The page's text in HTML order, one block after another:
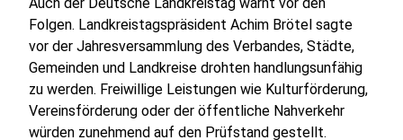
Folgen. Landkreistagspräsident Achim Brötel sagte
vor der Jahresversammlung des Verbandes, Städte,
Gemeinden und Landkreise drohten handlungsunfähig
zu werden. Freiwillige Leistungen wie Kulturförderung,
Vereinsförderung oder der öffentliche Nahverkehr
würden zunehmend auf den Prüfstand gestellt.